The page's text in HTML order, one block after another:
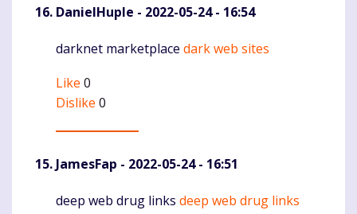
DanielHuple - 2022-05-24 - 16:54
Komentaras
darknet marketplace dark web sites
Like 0
Dislike 0
JamesFap - 2022-05-24 - 16:51
Komentaras
deep web drug links deep web drug links